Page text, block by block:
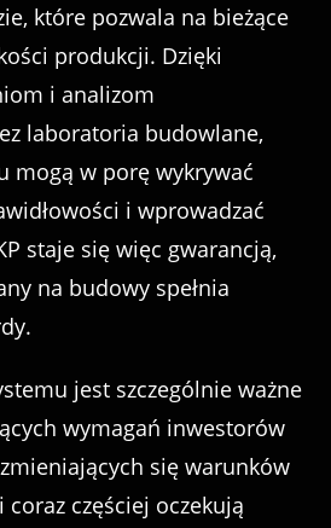
które pozwala na bieżące
produkcji. Dzięki
i analizom
laboratoria budowlane,
mogą w porę wykrywać
i wprowadzać
staje się więc gwarancją,
na budowy spełnia
jest szczególnie ważne
wymagań inwestorów
się warunków
częściej oczekują